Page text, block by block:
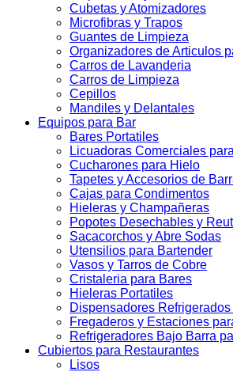
Cubetas y Atomizadores
Microfibras y Trapos
Guantes de Limpieza
Organizadores de Articulos
Carros de Lavanderia
Carros de Limpieza
Cepillos
Mandiles y Delantales
Equipos para Bar
Bares Portatiles
Licuadoras Comerciales
Cucharones para Hielo
Tapetes y Accesorios de
Cajas para Condimentos
Hieleras y Champañeras
Popotes Desechables y
Sacacorchos y Abre Sodas
Utensilios para Bartender
Vasos y Tarros de Cobre
Cristaleria para Bares
Hieleras Portatiles
Dispensadores
Fregaderos y Estaciones
Refrigeradores Bajo Barra
Cubiertos para Restaurantes
Lisos